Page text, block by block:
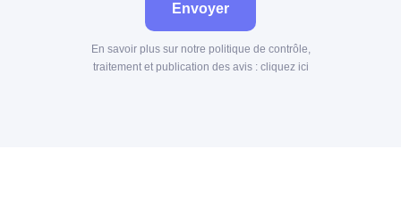
Envoyer
En savoir plus sur notre politique de contrôle,
traitement et publication des avis : cliquez ici